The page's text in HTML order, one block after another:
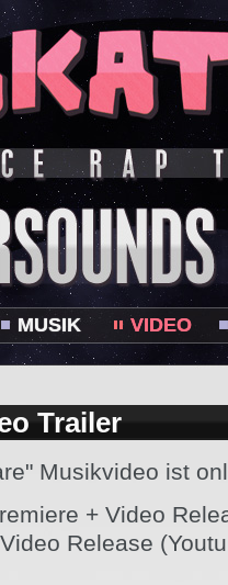
MUSIK VIDEO
Trailer
Musikvideo ist
+ Video
Release